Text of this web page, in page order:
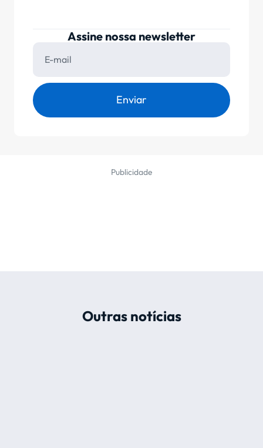
Assine nossa newsletter
Enviar
Publicidade
Outras notícias